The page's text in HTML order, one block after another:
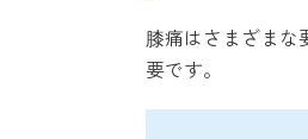
膝痛はさまざまな
要です。